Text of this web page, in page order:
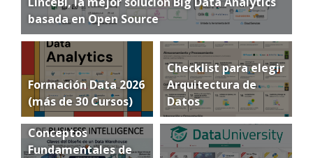
basada en Open Source
Formación Data 2026
(más de 30 Cursos)
Checklist para elegir
Arquitectura de
Datos
Conceptos
Fundamentales de